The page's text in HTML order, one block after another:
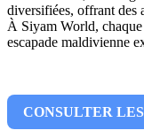
diversifiées, offrant des
À Siyam World,
escapade maldivienne
CONSULTER